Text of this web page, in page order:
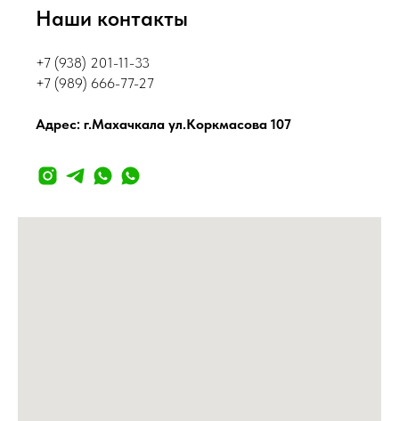
Наши контакты
+7 (938) 201-11-33
+7 (989) 666-77-27
Адрес: г.Махачкала ул.Коркмасова 107